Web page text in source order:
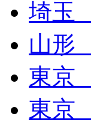
埼玉
山形
東京
東京